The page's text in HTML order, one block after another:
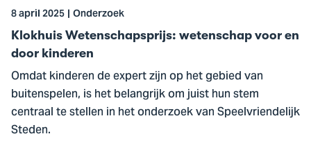
8 april 2025 Onderzoek
Klokhuis Wetenschapsprijs: wetenschap voor en
door kinderen
Omdat kinderen de expert zijn op het gebied van
buitenspelen, is het belangrijk om juist hun stem
centraal te stellen in het onderzoek van Speelvriendelijk
Steden.